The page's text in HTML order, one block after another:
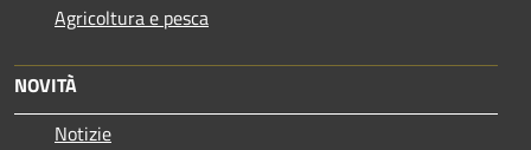
Agricoltura e pesca
NOVITÀ
Notizie